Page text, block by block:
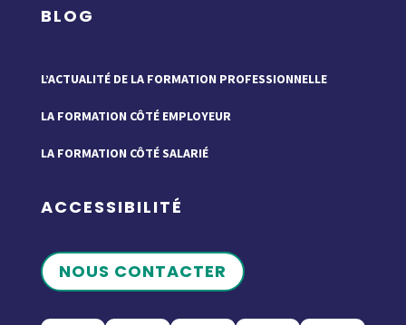
BLOG
L’ACTUALITÉ DE LA FORMATION PROFESSIONNELLE
LA FORMATION CÔTÉ EMPLOYEUR
LA FORMATION CÔTÉ SALARIÉ
ACCESSIBILITÉ
NOUS CONTACTER